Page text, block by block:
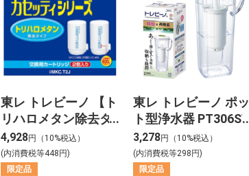
東レ トレビーノ 【ト
リハロメタン除去タ
イプ】浄水器カセッ
ティシリーズ交換用
カートリッジ2個入り
4,928円（10%税込）
(内消費税等448円)
限定品
東レ トレビーノ ポッ
ト型浄水器 PT306SV
3,278円（10%税込）
(内消費税等298円)
限定品